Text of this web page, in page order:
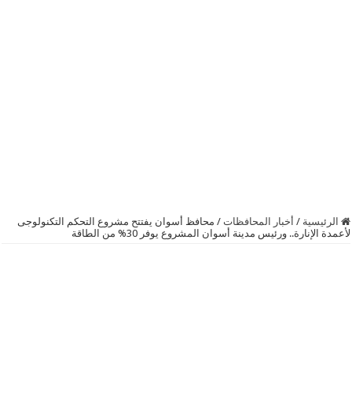
الرئيسية / أخبار المحافظات / محافظ أسوان يفتتح مشروع التحكم التكنولوجى
لأعمدة الإنارة.. ورئيس مدينة أسوان المشروع يوفر 30% من الطاقة